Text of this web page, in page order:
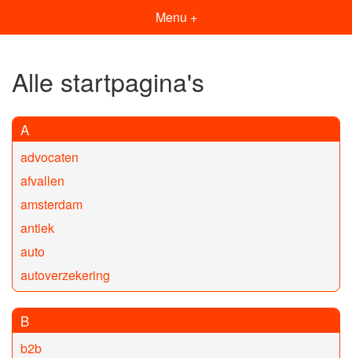
Menu +
Alle startpagina's
A
advocaten
afvallen
amsterdam
antiek
auto
autoverzekering
B
b2b